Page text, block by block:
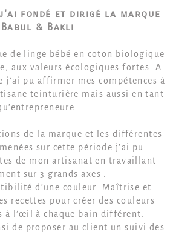
j'ai fondé et dirigé la marque
Babul & Bakli
de linge bébé en coton biologique
aux valeurs écologiques fortes. A
j’ai pu affirmer mes compétences à
teinturière mais aussi en tant
de la marque et les différentes
sur cette période j’ai pu
de mon artisanat en travaillant
sur 3 grands axes :
d’une couleur. Maîtrise et
recettes pour créer des couleurs
à l’œil à chaque bain différent.
de proposer au client un suivi des